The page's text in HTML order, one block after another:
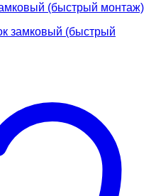
(быстрый монтаж)